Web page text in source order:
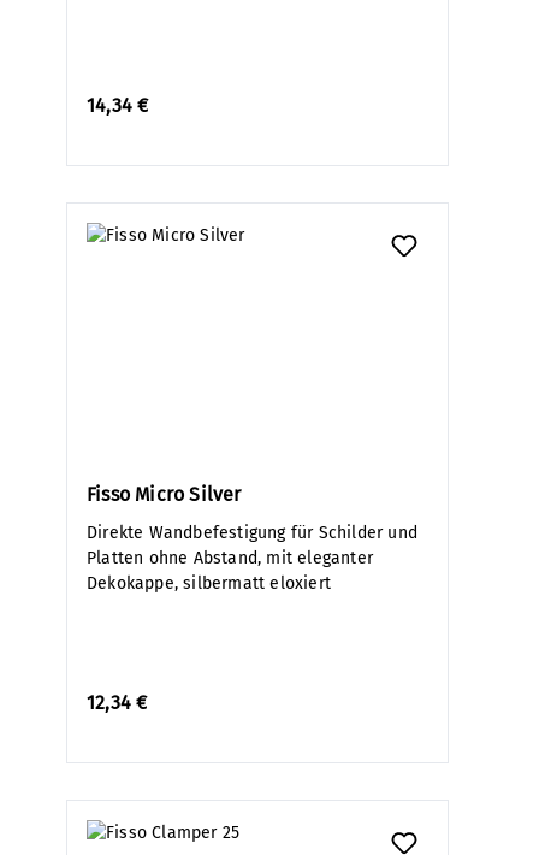
14,34 €
Fisso Micro Silver
Direkte Wandbefestigung für Schilder und
Platten ohne Abstand, mit eleganter
Dekokappe, silbermatt eloxiert
12,34 €